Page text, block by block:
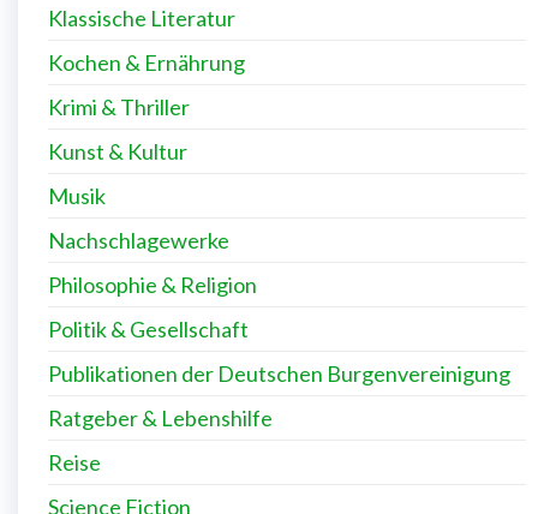
Klassische Literatur
Kochen & Ernährung
Krimi & Thriller
Kunst & Kultur
Musik
Nachschlagewerke
Philosophie & Religion
Politik & Gesellschaft
Publikationen der Deutschen Burgenvereinigung
Ratgeber & Lebenshilfe
Reise
Science Fiction